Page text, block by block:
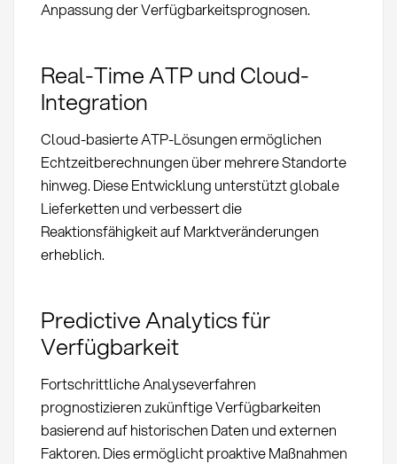
Anpassung der Verfügbarkeitsprognosen.
Real-Time ATP und Cloud-
Integration
Cloud-basierte ATP-Lösungen ermöglichen
Echtzeitberechnungen über mehrere Standorte
hinweg. Diese Entwicklung unterstützt globale
Lieferketten und verbessert die
Reaktionsfähigkeit auf Marktveränderungen
erheblich.
Predictive Analytics für
Verfügbarkeit
Fortschrittliche Analyseverfahren
prognostizieren zukünftige Verfügbarkeiten
basierend auf historischen Daten und externen
Faktoren. Dies ermöglicht proaktive Maßnahmen